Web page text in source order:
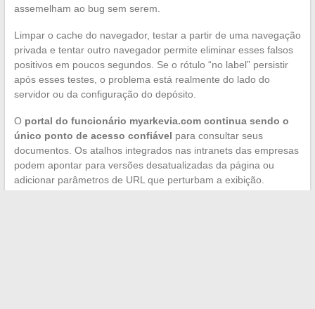
assemelham ao bug sem serem.
Limpar o cache do navegador, testar a partir de uma navegação
privada e tentar outro navegador permite eliminar esses falsos
positivos em poucos segundos. Se o rótulo “no label” persistir
após esses testes, o problema está realmente do lado do
servidor ou da configuração do depósito.
O portal do funcionário myarkevia.com continua sendo o
único ponto de acesso confiável para consultar seus
documentos. Os atalhos integrados nas intranets das empresas
podem apontar para versões desatualizadas da página ou
adicionar parâmetros de URL que perturbam a exibição.